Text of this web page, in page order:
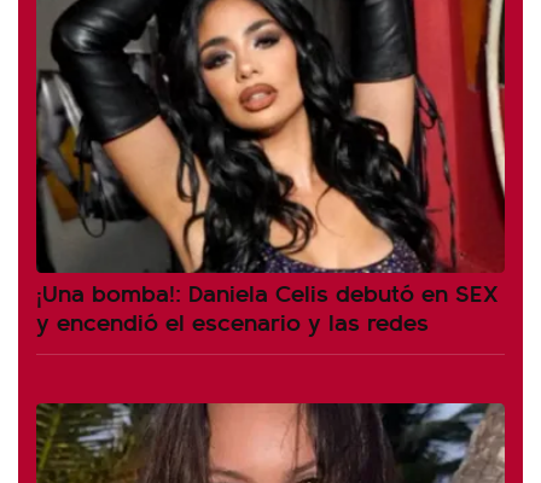
¡Una bomba!: Daniela Celis debutó en SEX
y encendió el escenario y las redes